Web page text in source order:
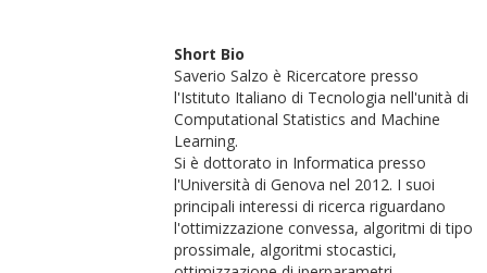
Short Bio
Saverio Salzo è Ricercatore presso
l'Istituto Italiano di Tecnologia nell'unità di
Computational Statistics and Machine
Learning.
Si è dottorato in Informatica presso
l'Università di Genova nel 2012. I suoi
principali interessi di ricerca riguardano
l'ottimizzazione convessa, algoritmi di tipo
prossimale, algoritmi stocastici,